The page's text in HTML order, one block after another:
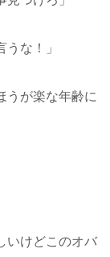
な！」
うが楽な年齢に
いけどこのオバ